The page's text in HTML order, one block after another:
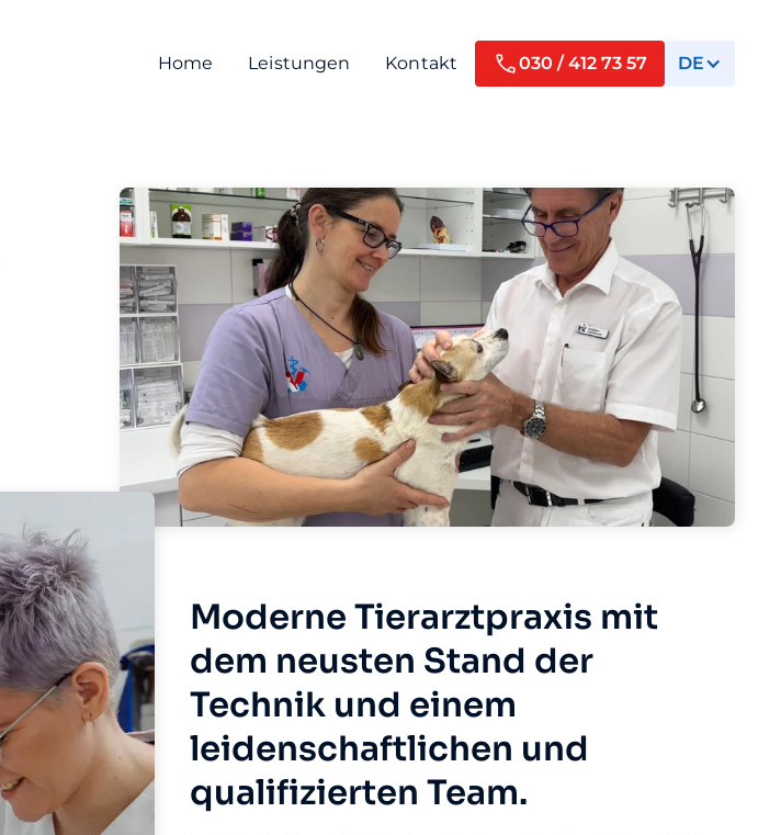
Home Leistungen Kontakt 030 / 412 73 57 DE
Moderne Tierarztpraxis mit
dem neusten Stand der
Technik und einem
leidenschaftlichen und
qualifizierten Team.